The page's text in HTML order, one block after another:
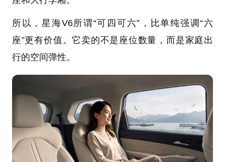
所以，星海V6所谓“可四可六”，比单纯强调“六
座”更有价值。它卖的不是座位数量，而是家庭出
行的空间弹性。